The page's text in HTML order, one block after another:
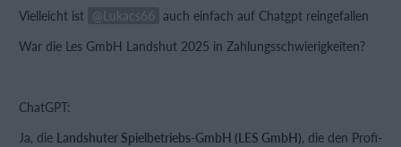
Vielleicht ist Lukacs66 auch einfach auf Chatgpt reingefallen
War die Les GmbH Landshut 2025 in Zahlungsschwierigkeiten?
ChatGPT:
Ja, die Landshuter Spielbetriebs‑GmbH (LES GmbH), die den Profi-